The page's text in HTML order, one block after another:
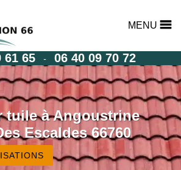
MENU
61 65 - 06 40 09 70 72
tuile à Angoustrine
Escaldes 66760